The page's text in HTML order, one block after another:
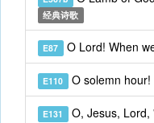
经典诗歌
E87 O Lord! When
E110 O solemn hour!
E131 O, Jesus, Lord,